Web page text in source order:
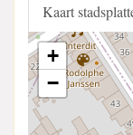
Kaart
+
−